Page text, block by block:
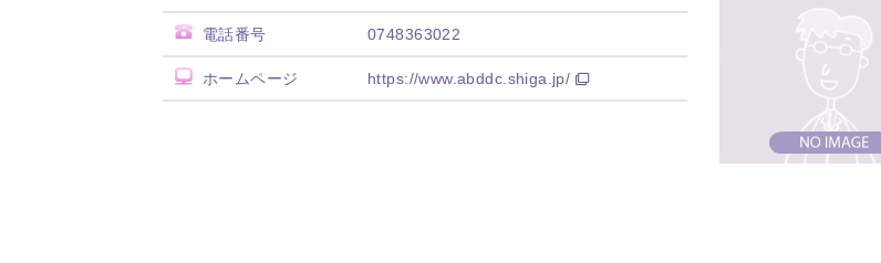
電話番号 0748363022
ホームページ https://www.abddc.shiga.jp/